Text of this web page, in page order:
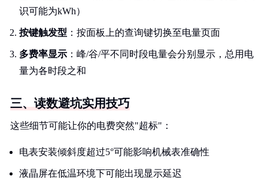
识可能为kWh）
按键触发型 ：按面板上的查询键切换至电量页面
多费率显示 ：峰/谷/平不同时段电量会分别显示，总用电
量为各时段之和
三、读数避坑实用技巧
这些细节可能让你的电费突然"超标"：
电表安装倾斜度超过5°可能影响机械表准确性
液晶屏在低温环境下可能出现显示延迟